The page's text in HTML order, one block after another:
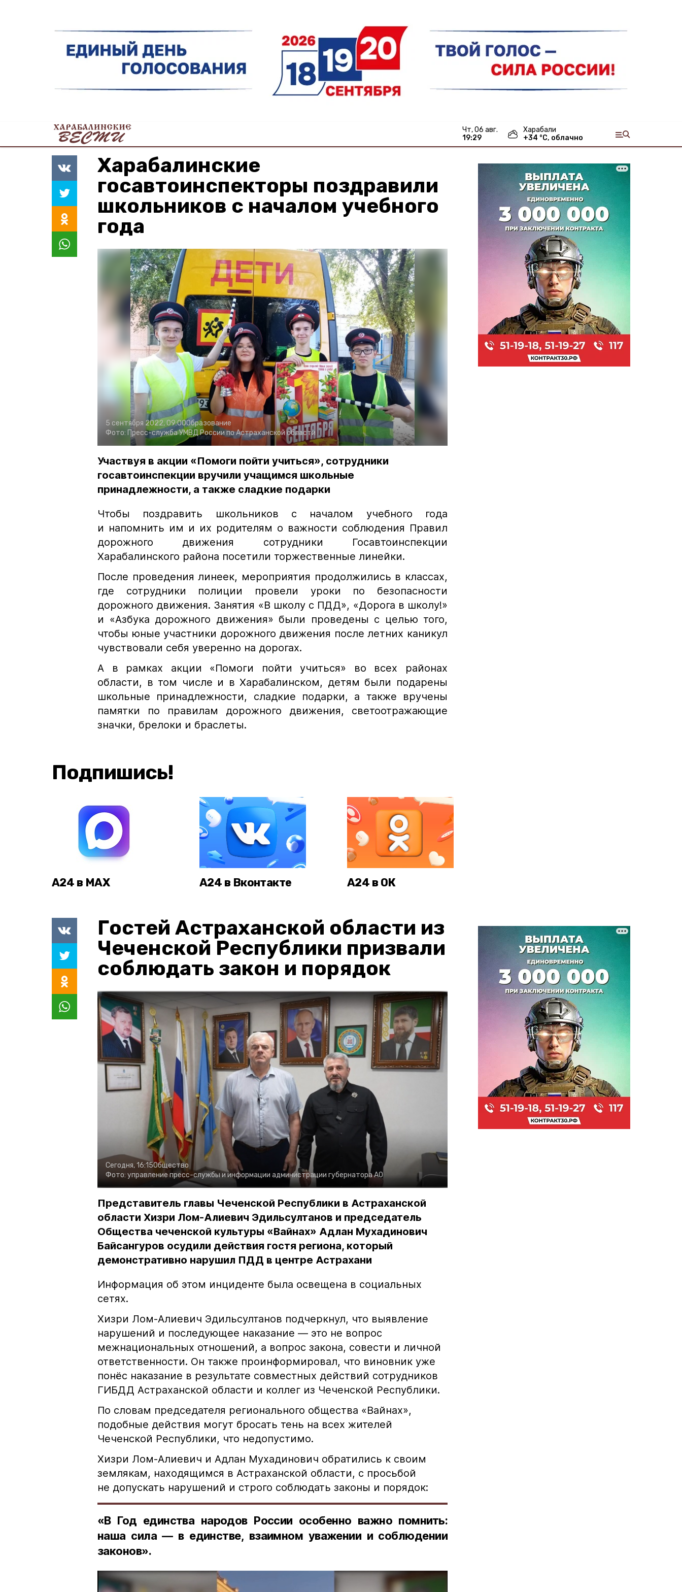
чт, 06 авг.
19:29
Харабали
+34 °С, облачно
Харабалинские
госавтоинспекторы поздравили
школьников с началом учебного
года
5 сентября 2022, 09:00Образование
Фото: Пресс-служба УМВД России по Астраханской области
Участвуя в акции «Помоги пойти учиться», сотрудники
госавтоинспекции вручили учащимся школьные
принадлежности, а также сладкие подарки
Чтобы поздравить школьников с началом учебного года
и напомнить им и их родителям о важности соблюдения Правил
дорожного движения сотрудники Госавтоинспекции
Харабалинского района посетили торжественные линейки.
После проведения линеек, мероприятия продолжились в классах,
где сотрудники полиции провели уроки по безопасности
дорожного движения. Занятия «В школу с ПДД», «Дорога в школу!»
и «Азбука дорожного движения» были проведены с целью того,
чтобы юные участники дорожного движения после летних каникул
чувствовали себя уверенно на дорогах.
А в рамках акции «Помоги пойти учиться» во всех районах
области, в том числе и в Харабалинском, детям были подарены
школьные принадлежности, сладкие подарки, а также вручены
памятки по правилам дорожного движения, светоотражающие
значки, брелоки и браслеты.
Подпишись!
А24 в MAX А24 в Вконтакте А24 в ОК
Гостей Астраханской области из
Чеченской Республики призвали
соблюдать закон и порядок
Сегодня, 16:15Общество
Фото: управление пресс-службы и информации администрации губернатора АО
Представитель главы Чеченской Республики в Астраханской
области Хизри Лом-Алиевич Эдильсултанов и председатель
Общества чеченской культуры «Вайнах» Адлан Мухадинович
Байсангуров осудили действия гостя региона, который
демонстративно нарушил ПДД в центре Астрахани
Информация об этом инциденте была освещена в социальных
сетях.
Хизри Лом-Алиевич Эдильсултанов подчеркнул, что выявление
нарушений и последующее наказание — это не вопрос
межнациональных отношений, а вопрос закона, совести и личной
ответственности. Он также проинформировал, что виновник уже
понёс наказание в результате совместных действий сотрудников
ГИБДД Астраханской области и коллег из Чеченской Республики.
По словам председателя регионального общества «Вайнах»,
подобные действия могут бросать тень на всех жителей
Чеченской Республики, что недопустимо.
Хизри Лом-Алиевич и Адлан Мухадинович обратились к своим
землякам, находящимся в Астраханской области, с просьбой
не допускать нарушений и строго соблюдать законы и порядок:
«В Год единства народов России особенно важно помнить:
наша сила — в единстве, взаимном уважении и соблюдении
законов».